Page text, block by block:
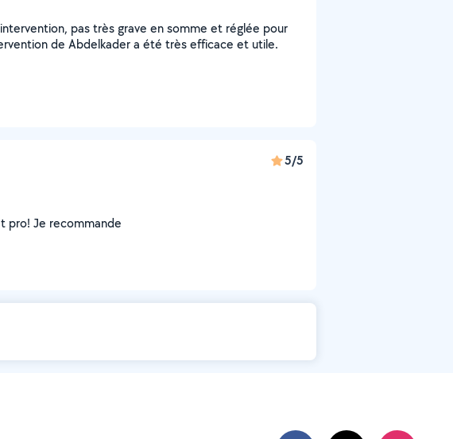
pas très grave en somme et réglée pour
de Abdelkader a été très efficace et utile.
5/5
pro! Je recommande